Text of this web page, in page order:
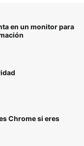
en un monitor para
Chrome si eres